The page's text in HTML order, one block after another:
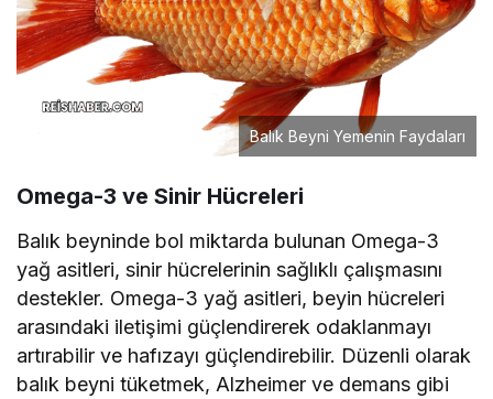
Balık Beyni Yemenin Faydaları
Omega-3 ve Sinir Hücreleri
Balık beyninde bol miktarda bulunan Omega-3
yağ asitleri, sinir hücrelerinin sağlıklı çalışmasını
destekler. Omega-3 yağ asitleri, beyin hücreleri
arasındaki iletişimi güçlendirerek odaklanmayı
artırabilir ve hafızayı güçlendirebilir. Düzenli olarak
balık beyni tüketmek, Alzheimer ve demans gibi